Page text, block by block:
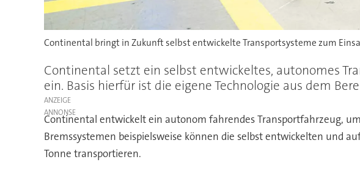
Continental bringt in Zukunft selbst entwickelte Transportsysteme zum
Continental setzt ein selbst entwickeltes, autonomes
ein. Basis hierfür ist die eigene Technologie aus dem
ANZEIGE
Continental entwickelt ein autonom fahrendes Transportfahrzeug,
Bremssystemen beispielsweise können die selbst entwickelten und
Tonne transportieren.